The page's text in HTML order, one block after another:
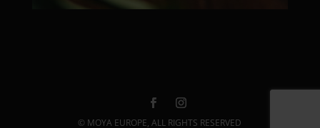
© MOYA EUROPE, ALL RIGHTS RESERVED